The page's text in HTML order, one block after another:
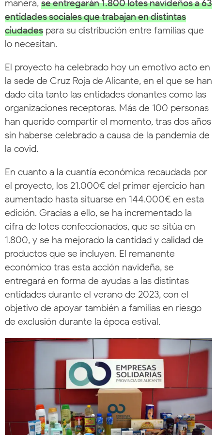
manera, se entregarán 1.800 lotes navideños a 63
entidades sociales que trabajan en distintas
ciudades para su distribución entre familias que
lo necesitan.
El proyecto ha celebrado hoy un emotivo acto en
la sede de Cruz Roja de Alicante, en el que se han
dado cita tanto las entidades donantes como las
organizaciones receptoras. Más de 100 personas
han querido compartir el momento, tras dos años
sin haberse celebrado a causa de la pandemia de
la covid.
En cuanto a la cuantía económica recaudada por
el proyecto, los 21.000€ del primer ejercicio han
aumentado hasta situarse en 144.000€ en esta
edición. Gracias a ello, se ha incrementado la
cifra de lotes confeccionados, que se sitúa en
1.800, y se ha mejorado la cantidad y calidad de
productos que se incluyen. El remanente
económico tras esta acción navideña, se
entregará en forma de ayudas a las distintas
entidades durante el verano de 2023, con el
objetivo de apoyar también a familias en riesgo
de exclusión durante la época estival.